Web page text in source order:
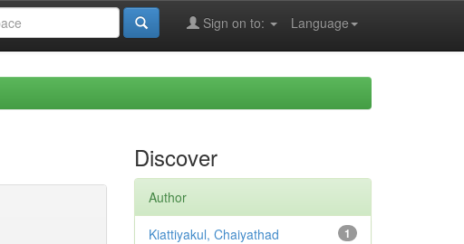
Language
Sign on to:
Discover
Author
1
Kiattiyakul, Chaiyathad